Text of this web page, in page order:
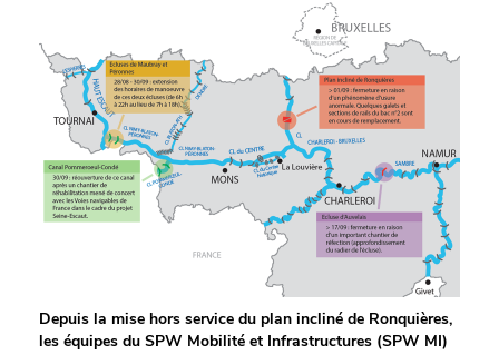
Depuis la mise hors service du plan incliné de Ronquières,
les équipes du SPW Mobilité et Infrastructures (SPW MI)